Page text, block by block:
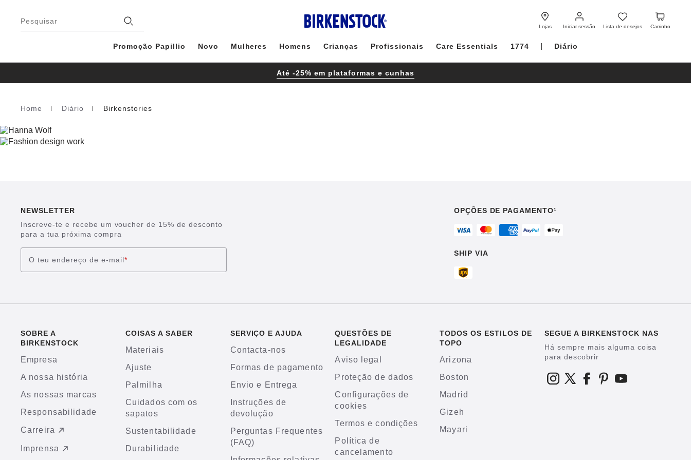
Pesquisar
Lojas Iniciar sessão
Iniciar
sessão
Lista de desejos
Lista
de
Carrinho
Carrinho
Promoção Papillio Novo Mulheres Homens Crianças Profissionais Care Essentials 1774 Diário
Até -25% em plataformas e cunhas
Homepage
Home Diário Birkenstories
NEWSLETTER
Inscreve-te e recebe um voucher de 15% de desconto
para a tua próxima compra
O teu endereço de e-mail*
OPÇÕES DE PAGAMENTO¹
SHIP VIA
SOBRE A
BIRKENSTOCK
Empresa
A nossa história
As nossas marcas
Responsabilidade
Carreira
Imprensa
COISAS A SABER
Materiais
Ajuste
Palmilha
Cuidados com os
sapatos
Sustentabilidade
Durabilidade
SERVIÇO E AJUDA
Contacta-nos
Formas de pagamento
Envio e Entrega
Instruções de
devolução
Perguntas Frequentes
(FAQ)
QUESTÕES DE
LEGALIDADE
Aviso legal
Proteção de dados
Configurações de
cookies
Termos e condições
Política de
cancelamento
TODOS OS ESTILOS DE
TOPO
Arizona
Boston
Madrid
Gizeh
Mayari
SEGUE A BIRKENSTOCK NAS
Há sempre mais alguma coisa
para descobrir